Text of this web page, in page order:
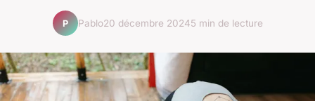
P Pablo20 décembre 20245 min de lecture